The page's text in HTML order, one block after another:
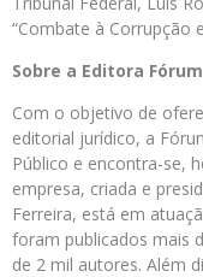
“Combate à Corrupção
­Sobre a Editora Fórum
Com o objetivo de
editorial jurídico, a
Público e encontra-se,
empresa, criada e
Ferreira, está em
foram publicados mais
de 2 mil autores. Além